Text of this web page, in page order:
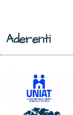
Aderenti